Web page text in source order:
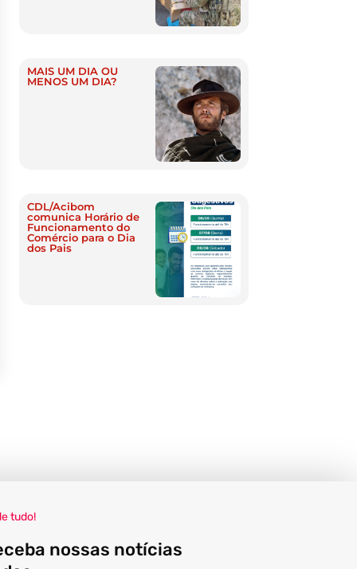
MAIS UM DIA OU
MENOS UM DIA?
CDL/Acibom
comunica Horário de
Funcionamento do
Comércio para o Dia
dos Pais
tudo!
nossas notícias